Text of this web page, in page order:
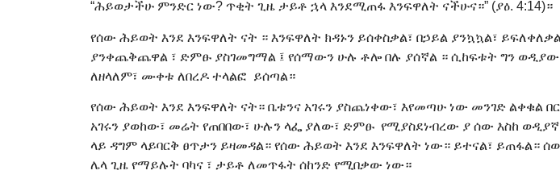
“ሕይወታችሁ ምንድር ነው? ጥቂት ጊዜ ታይቶ ኋላ እንደሚጠፋ እንፍዋለት ናችሁና።” (ያዕ. 4:14)።
የሰው ሕይወት እንደ እንፍዋለት ናት ። እንፍዋለት ክዳኑን ይሰቀስቃል፣ በኃይል ያንኳኳል፣
ያንቀጨቅጨዋል ፣ ድምፁ ያስገመግማል ፤ የሰማውን ሁሉ ቶሎ በሉ ያሰኛል ። ሲከፍቱት ግን ወዲያው
ለዘላለም፣ ሙቀቱ ለበረዶ ተላልፎ ይሰጣል።
የሰው ሕይወት እንደ እንፍዋለት ናት። ቤቱንና አገሩን ያስጨነቀው፣ እየመጣሁ ነው መንገድ ልቀቁል
አገሩን ያወከው፣ መሬት የጠበበው፣ ሁሉን ላፌ ያለው፣ ድምፁ የሚያስደነብረው ያ ሰው እስከ
ላይ ዳግም ላይባርቅ ፀጥታን ይዛመዳል። የሰው ሕይወት እንደ እንፍዋለት ነው። ይተናል፣ ይጠፋል።
ሌላ ጊዜ የማይሉት ባካና ፣ ታይቶ ለመጥፋት ሰከንድ የሚበቃው ነው።